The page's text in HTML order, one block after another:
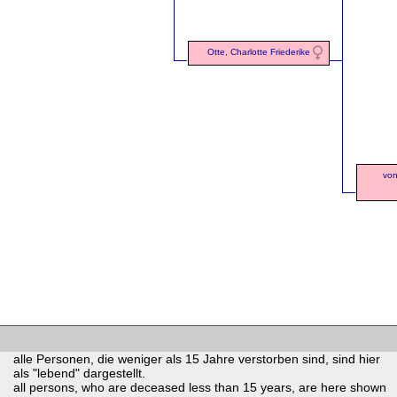
Otte, Charlotte Friederike
alle Personen, die weniger als 15 Jahre verstorben sind, sind hier
als "lebend" dargestellt.
all persons, who are deceased less than 15 years, are here shown